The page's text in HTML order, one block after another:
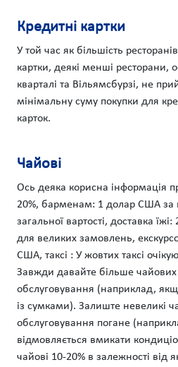
Кредитні картки
У той час як більшість
картки, деякі менші ресторани,
кварталі та Вільямсбурзі, не
мінімальну суму покупки для
карток.
Чайові
Ось деяка корисна інформація
20%, барменам: 1 долар США за
загальної вартості, доставка
для великих замовлень,
США, таксі : У жовтих таксі
Завжди давайте більше
обслуговування (наприклад,
із сумками). Залиште невеликі
обслуговування погане
відмовляється вмикати
чайові 10-20% в залежності від